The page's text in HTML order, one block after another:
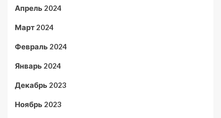
Апрель 2024
Март 2024
Февраль 2024
Январь 2024
Декабрь 2023
Ноябрь 2023